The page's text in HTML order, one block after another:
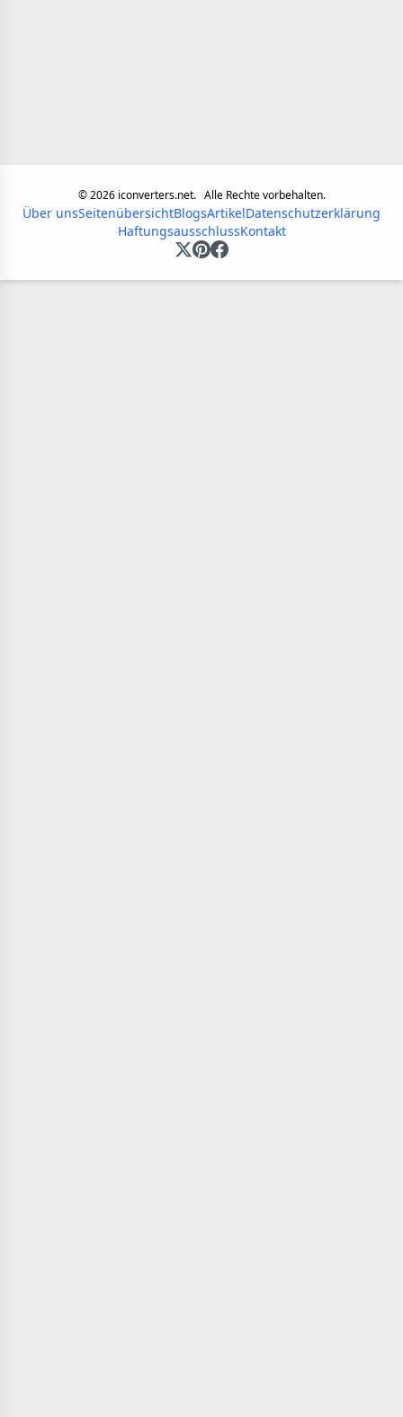
©2026iconverters.net. Alle Rechte vorbehalten.
Über unsSeitenübersichtBlogsArtikelDatenschutzerklärung
HaftungsausschlussKontakt